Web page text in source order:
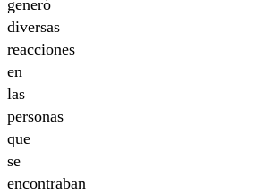
generó
diversas
reacciones
en
las
personas
que
se
encontraban